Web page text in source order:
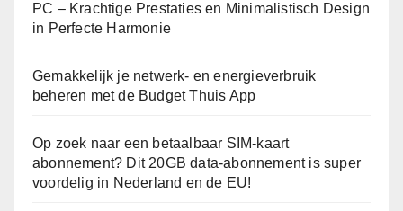
PC – Krachtige Prestaties en Minimalistisch Design
in Perfecte Harmonie
Gemakkelijk je netwerk- en energieverbruik
beheren met de Budget Thuis App
Op zoek naar een betaalbaar SIM-kaart
abonnement? Dit 20GB data-abonnement is super
voordelig in Nederland en de EU!